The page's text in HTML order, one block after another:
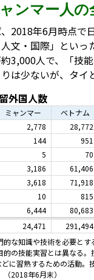
ンマー人の
2018年6月時点で
文・国際」とい
3,000人で、「技
は少ないが、タイ
外国人数
ミャンマー ベトナム
2,778 28,772
144 951
5 70
3,186 61,406
3,618 71,918
10 815
6,444 80,683
24,471 291,494
な知識や技術を必要と
の技能実習とは異なる
に習熟するための活動。
2018年6月末）